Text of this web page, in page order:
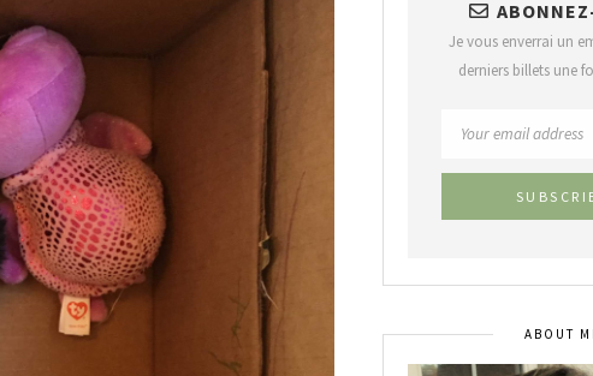
Je vous enverrai un
derniers billets une
ABOUT